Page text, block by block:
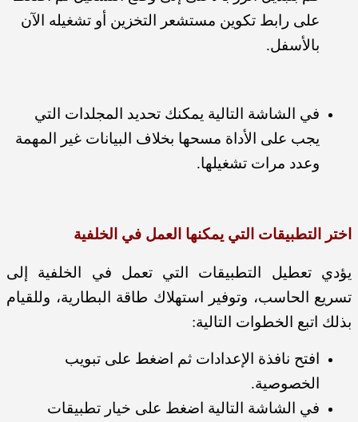
على رابط تكوين مستشعر التخزين أو تشغيله الآن
بالأسفل.
في الشاشة التالية يمكنك تحديد المجلدات التي
يجب على الأداة مسحها بخلاف البيانات غير المهمة
وعدد مرات تشغيلها.
اختر التطبيقات التي يمكنها العمل في الخلفية
يؤدي تعطيل التطبيقات التي تعمل في الخلفية إلى
تسريع الحاسب، وتوفير استهلاك طاقة البطارية، وللقيام
بذلك اتبع الخطوات التالية:
افتح نافذة الإعدادات ثم اضغط على تبويب
الخصوصية.
في الشاشة التالية اضغط على خيار تطبيقات